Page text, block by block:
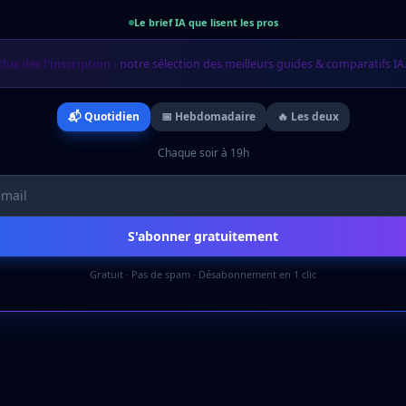
Le brief IA que lisent les pros
dès l'inscription : notre sélection des meilleurs guides & comparatifs IA.
📬 Quotidien 📅 Hebdomadaire 🔥 Les deux
Chaque soir à 19h
S'abonner gratuitement
Gratuit · Pas de spam · Désabonnement en 1 clic